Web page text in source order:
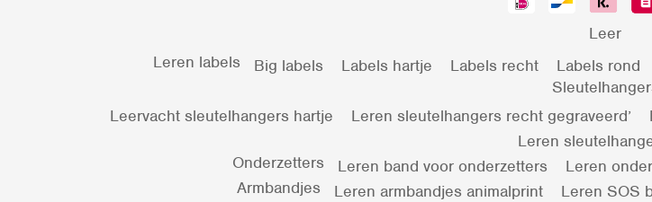
Leer
Leren labels
Big labels Labels hartje Labels recht Labels rond
Leervacht sleutelhangers hartje
Leren sleutelhangers recht gegraveerd’
Leren
Onderzetters
Leren band voor onderzetters Leren
Armbandjes
Leren armbandjes animalprint Leren SOS